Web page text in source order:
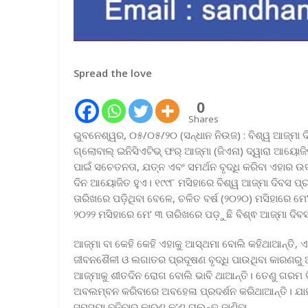
Spread the love
0
Shares
ଭୁବନେଶ୍ୱର, ୦୫/୦୫/୨୦ (ସନ୍ଧାନ ନିଉଜ) : ବିଶ୍ୱ ଆଜ୍‌ମା
ଗ୍ଲୋବାଲ୍ ଇନିସିଏଟିଭ୍ ଫର୍ ଆଜ୍‌ମା (ଜିଏନା) ଦ୍ୱାରା
ପାଇଁ ସଚେତନତା, ଯତ୍ନ ଏବଂ ସମର୍ଥନ ବୃଦ୍ଧି କରିବା ଏହାର
ଦିନ ଆୟୋଜିତ ହୁଏ। ୧୯୯୮ ମସିହାରେ ବିଶ୍ୱ ଆଜ୍‌ମା ଦିବସ
ତାରିଖରେ ପଡ଼ିଥିବା ବେଳେ, ଚଳିତ ବର୍ଷ (୨୦୨୦) ମସିହାରେ
୨୦୨୨ ମସିହାରେ ମେ’ ୩ ତାରିଖରେ ପଡ଼ୁଛି ବିଶ୍ଵ ଆଜ୍‌ମା
ଆଜ୍‌ମା ବା କେହି କେହି ଏହାକୁ ଆସ୍ଥମା ବୋଲି କହିଥାଆନ୍ତି,
ଜୀବନଶୈଳୀ ଓ ଲଗାତର ପ୍ରଦୂଷଣ ବୃଦ୍ଧି ପାଉଥିବା କାରଣରୁ
ଆଜ୍‌ମାକୁ ଶୀତଦିନ ରୋଗ ବୋଲି ଭାବି ଥାଆନ୍ତି। ତେଣୁ ଗରମ
ଅବଲମ୍ବନ କରିବାରେ ଅବହେଳା ପ୍ରଦର୍ଶନ କରିଥାଆନ୍ତି।